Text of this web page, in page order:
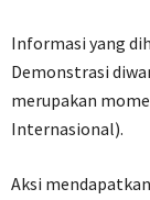
Informasi yang
Demonstrasi
merupakan
Internasional).
Aksi